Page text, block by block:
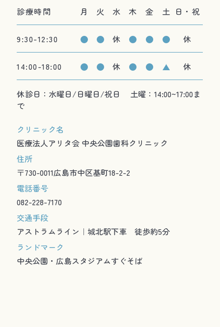
診療時間 月 火 水 木 金 土 日・祝
9:30-12:30 休 休
14:00-18:00 休 休
休診日：水曜日/日曜日/祝日 土曜：14:00~17:00ま
で
クリニック名
医療法人アリタ会 中央公園歯科クリニック
住所
〒730-0011広島市中区基町18-2-2
電話番号
082-228-7170
交通手段
アストラムライン｜城北駅下車 徒歩約5分
ランドマーク
中央公園・広島スタジアムすぐそば